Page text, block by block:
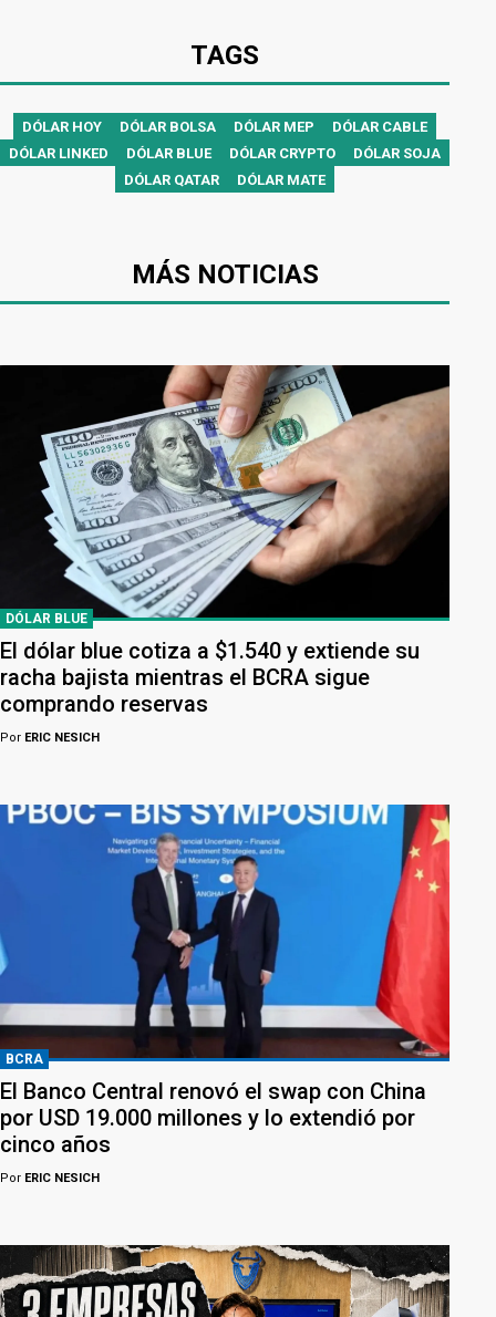
TAGS
DÓLAR HOY DÓLAR BOLSA DÓLAR MEP
DÓLAR CABLE
DÓLAR LINKED
DÓLAR BLUE DÓLAR CRYPTO
DÓLAR SOJA
DÓLAR QATAR
DÓLAR MATE
MÁS NOTICIAS
DÓLAR BLUE
El dólar blue cotiza a $1.540 y extiende su
racha bajista mientras el BCRA sigue
comprando reservas
Por ERIC NESICH
BCRA
El Banco Central renovó el swap con China
por USD 19.000 millones y lo extendió por
cinco años
Por ERIC NESICH